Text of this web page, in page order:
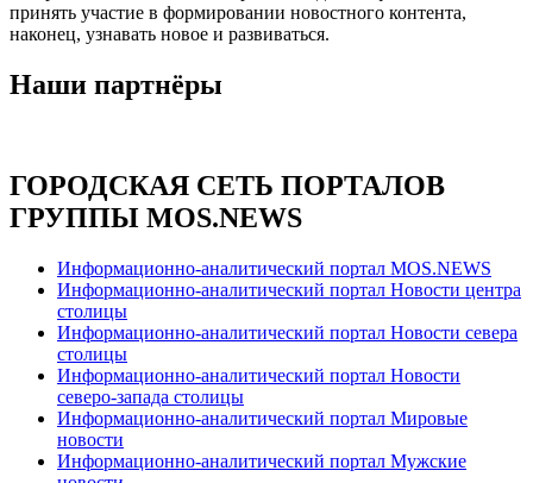
принять участие в формировании новостного контента,
наконец, узнавать новое и развиваться.
Наши партнёры
ГОРОДСКАЯ СЕТЬ ПОРТАЛОВ
ГРУППЫ MOS.NEWS
Информационно-аналитический портал MOS.NEWS
Информационно-аналитический портал Новости центра
столицы
Информационно-аналитический портал Новости севера
столицы
Информационно-аналитический портал Новости
северо-запада столицы
Информационно-аналитический портал Мировые
новости
Информационно-аналитический портал Мужские